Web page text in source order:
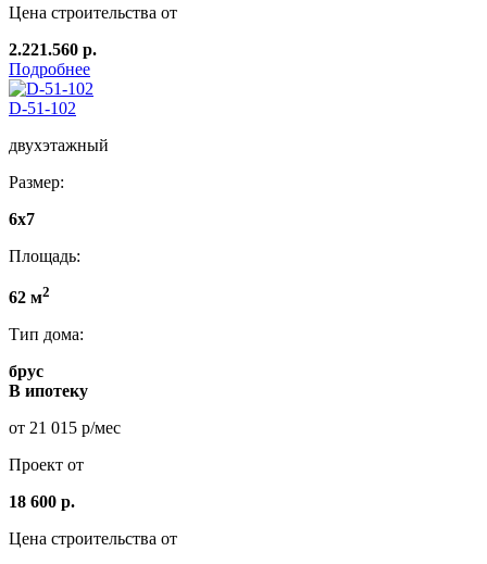
Цена строительства от
2.221.560 р.
Подробнее
D-51-102
двухэтажный
Размер:
6x7
Площадь:
62 м2
Тип дома:
брус
В ипотеку
от 21 015 р/мес
Проект от
18 600 р.
Цена строительства от